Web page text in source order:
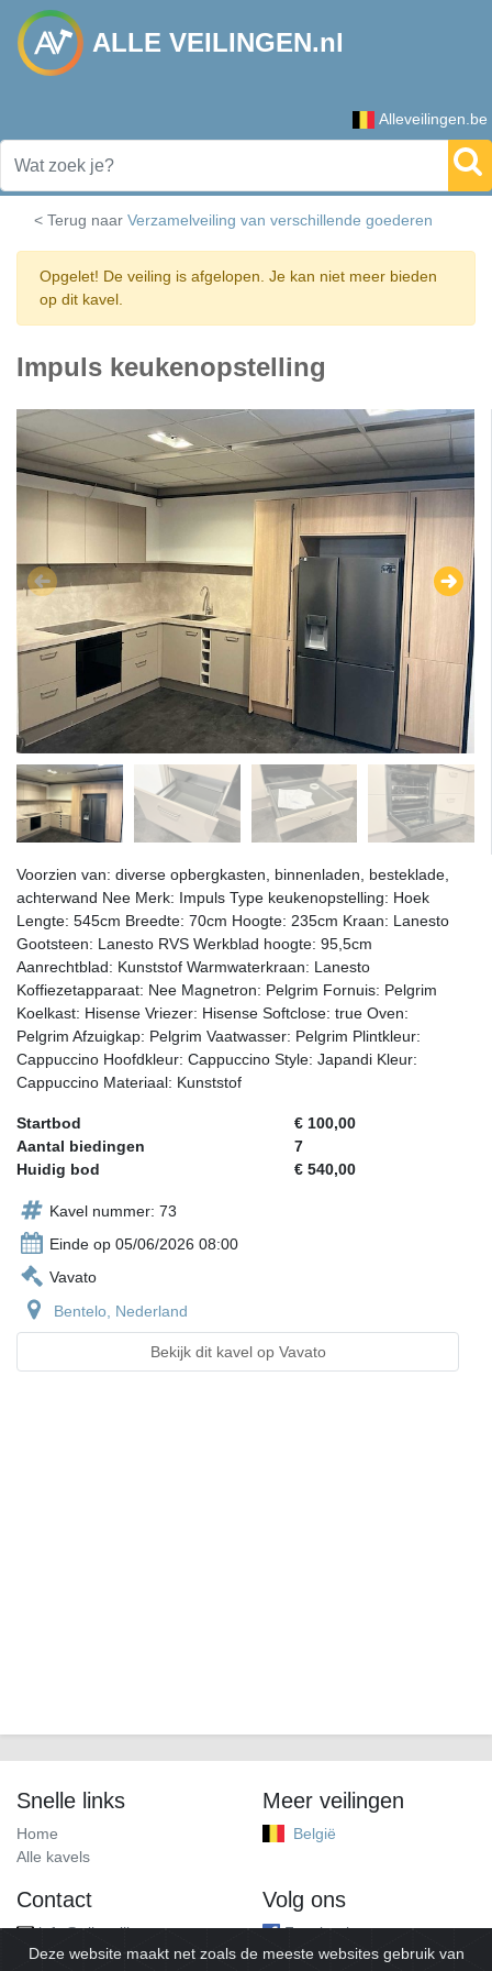
ALLE VEILINGEN.nl
Alleveilingen.be
< Terug naar Verzamelveiling van verschillende goederen
Opgelet! De veiling is afgelopen. Je kan niet meer bieden
op dit kavel.
Impuls keukenopstelling
Voorzien van: diverse opbergkasten, binnenladen, besteklade,
achterwand Nee Merk: Impuls Type keukenopstelling: Hoek
Lengte: 545cm Breedte: 70cm Hoogte: 235cm Kraan: Lanesto
Gootsteen: Lanesto RVS Werkblad hoogte: 95,5cm
Aanrechtblad: Kunststof Warmwaterkraan: Lanesto
Koffiezetapparaat: Nee Magnetron: Pelgrim Fornuis: Pelgrim
Koelkast: Hisense Vriezer: Hisense Softclose: true Oven:
Pelgrim Afzuigkap: Pelgrim Vaatwasser: Pelgrim Plintkleur:
Cappuccino Hoofdkleur: Cappuccino Style: Japandi Kleur:
Cappuccino Materiaal: Kunststof
Startbod
€ 100,00
Aantal biedingen
7
Huidig bod
€ 540,00
Kavel nummer: 73
Einde op 05/06/2026 08:00
Vavato
Bentelo, Nederland
Bekijk dit kavel op Vavato
Snelle links
Home
Alle kavels
Meer veilingen
België
Contact
info@alleveilingen.net
Volg ons
Facebook
Deze website maakt net zoals de meeste websites gebruik van